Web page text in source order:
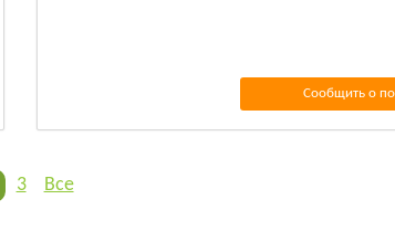
Сообщить о
3 Все